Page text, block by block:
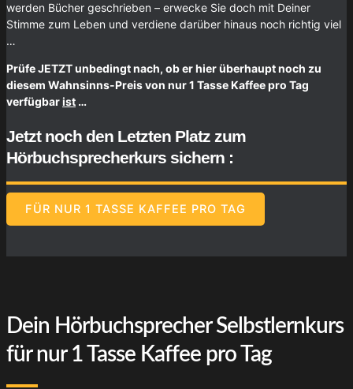
werden Bücher geschrieben – erwecke Sie doch mit Deiner
Stimme zum Leben und verdiene darüber hinaus noch richtig viel
…
Prüfe JETZT unbedingt nach, ob er hier überhaupt noch zu
diesem Wahnsinns-Preis von nur 1 Tasse Kaffee pro Tag
verfügbarist …
Jetzt noch den Letzten Platz zum
Hörbuchsprecherkurs sichern :
FÜR NUR 1 TASSE KAFFEE PRO TAG
Dein Hörbuchsprecher Selbstlernkurs
für nur 1 Tasse Kaffee pro Tag